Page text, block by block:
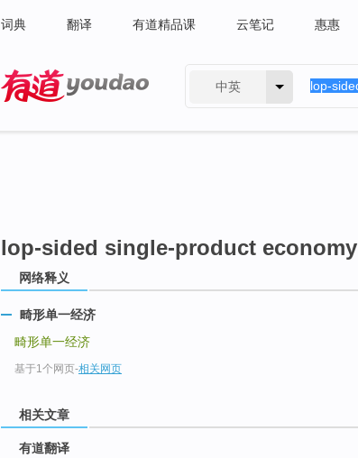
词典 翻译 有道精品课 云笔记 惠惠
中英
lop-sided single-product economy
网络释义
畸形单一经济
畸形单一经济
基于1个网页-相关网页
相关文章
有道翻译